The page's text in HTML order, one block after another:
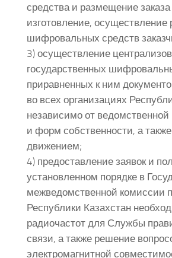
средства и размещение заказа
изготовление, осуществление
шифровальных средств
3) осуществление
государственных
приравненных к ним
во всех организациях
независимо от
и форм собственности, а
движением;
4) предоставление заявок и
установленном порядке в
межведомственной комиссии
Республики Казахстан
радиочастот для Службы
связи, а также решение
электромагнитной